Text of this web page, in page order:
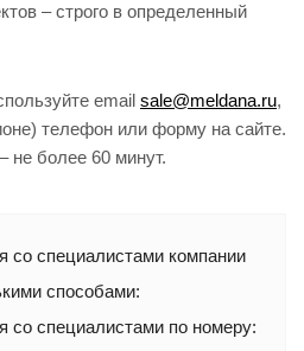
– строго в определенный
email sale@meldana.ru,
телефон или форму на сайте.
не более 60 минут.
со специалистами компании
способами:
со специалистами по номеру: